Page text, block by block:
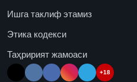
Ишга таклиф этамиз
Этика кодекси
Таҳририят жамоаси
+18